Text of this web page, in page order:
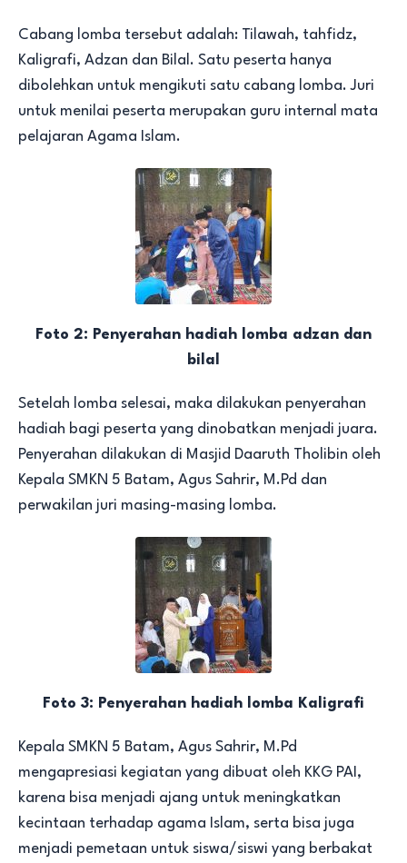
Cabang lomba tersebut adalah: Tilawah, tahfidz,
Kaligrafi, Adzan dan Bilal. Satu peserta hanya
dibolehkan untuk mengikuti satu cabang lomba. Juri
untuk menilai peserta merupakan guru internal mata
pelajaran Agama Islam.
Foto 2: Penyerahan hadiah lomba adzan dan
bilal
Setelah lomba selesai, maka dilakukan penyerahan
hadiah bagi peserta yang dinobatkan menjadi juara.
Penyerahan dilakukan di Masjid Daaruth Tholibin oleh
Kepala SMKN 5 Batam, Agus Sahrir, M.Pd dan
perwakilan juri masing-masing lomba.
Foto 3: Penyerahan hadiah lomba Kaligrafi
Kepala SMKN 5 Batam, Agus Sahrir, M.Pd
mengapresiasi kegiatan yang dibuat oleh KKG PAI,
karena bisa menjadi ajang untuk meningkatkan
kecintaan terhadap agama Islam, serta bisa juga
menjadi pemetaan untuk siswa/siswi yang berbakat